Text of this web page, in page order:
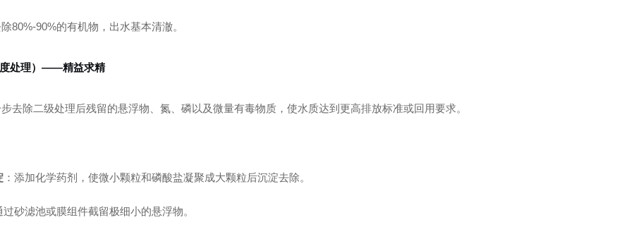
除80%-90%的有机物，出水基本清澈。
度处理）——精益求精
步去除二级处理后残留的悬浮物、氮、磷以及微量有毒物质，使水质达到更高排放标准或回用要求。
：添加化学药剂，使微小颗粒和磷酸盐凝聚成大颗粒后沉淀去除。
过砂滤池或膜组件截留极细小的悬浮物。